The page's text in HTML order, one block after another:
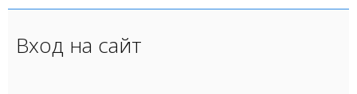
Вход на сайт